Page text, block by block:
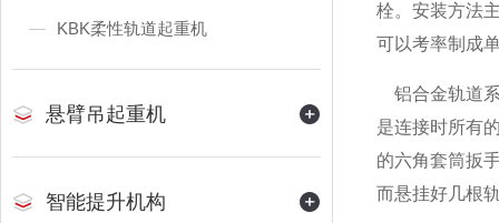
KBK柔性轨道起重机
悬臂吊起重机
智能提升机构
栓。安装方法
可以考率制成
铝合金轨道
是连接时所有
的六角套筒扳
而悬挂好几根